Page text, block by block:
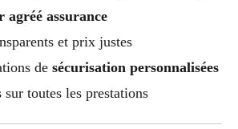
agréé assurance
et prix justes
de sécurisation personnalisées
sur toutes les prestations